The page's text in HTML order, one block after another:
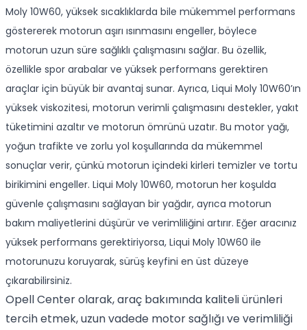
Moly 10W60, yüksek sıcaklıklarda bile mükemmel performans
göstererek motorun aşırı ısınmasını engeller, böylece
motorun uzun süre sağlıklı çalışmasını sağlar. Bu özellik,
özellikle spor arabalar ve yüksek performans gerektiren
araçlar için büyük bir avantaj sunar. Ayrıca, Liqui Moly 10W60’ın
yüksek viskozitesi, motorun verimli çalışmasını destekler, yakıt
tüketimini azaltır ve motorun ömrünü uzatır. Bu motor yağı,
yoğun trafikte ve zorlu yol koşullarında da mükemmel
sonuçlar verir, çünkü motorun içindeki kirleri temizler ve tortu
birikimini engeller. Liqui Moly 10W60, motorun her koşulda
güvenle çalışmasını sağlayan bir yağdır, ayrıca motorun
bakım maliyetlerini düşürür ve verimliliğini artırır. Eğer aracınız
yüksek performans gerektiriyorsa, Liqui Moly 10W60 ile
motorunuzu koruyarak, sürüş keyfini en üst düzeye
çıkarabilirsiniz.
Opell Center olarak, araç bakımında kaliteli ürünleri
tercih etmek, uzun vadede motor sağlığı ve verimliliği